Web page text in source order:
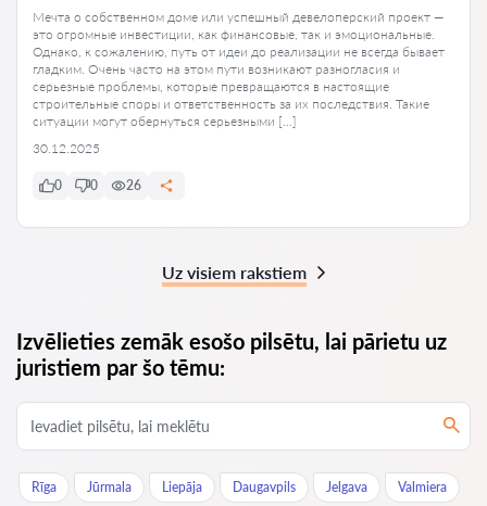
Мечта о собственном доме или успешный девелоперский проект —
это огромные инвестиции, как финансовые, так и эмоциональные.
Однако, к сожалению, путь от идеи до реализации не всегда бывает
гладким. Очень часто на этом пути возникают разногласия и
серьезные проблемы, которые превращаются в настоящие
строительные споры и ответственность за их последствия. Такие
ситуации могут обернуться серьезными […]
30.12.2025
0 0 26
Uz visiem rakstiem
Izvēlieties zemāk esošo pilsētu, lai pārietu uz
juristiem par šo tēmu:
Rīga Jūrmala Liepāja Daugavpils Jelgava Valmiera